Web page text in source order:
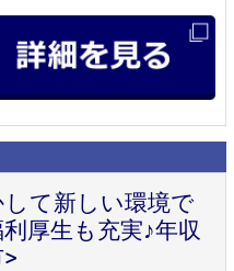
て新しい環境で
厚生も充実♪年収